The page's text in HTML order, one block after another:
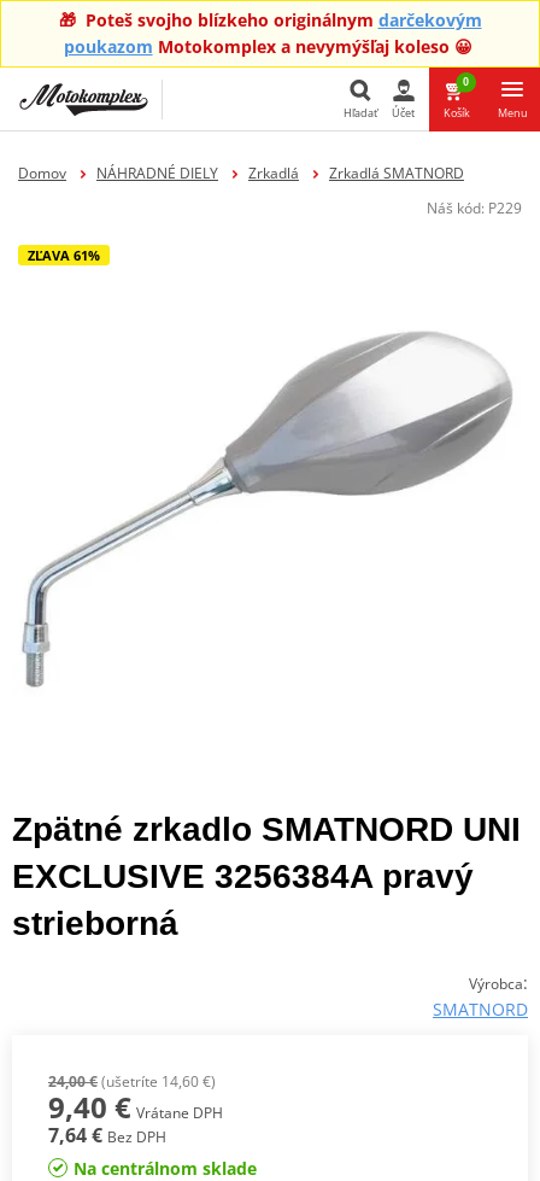
🎁 Poteš svojho blízkeho originálnym darčekovým
poukazom Motokomplex a nevymýšľaj koleso 😀
Hľadať
Hľadať Účet
0
Košík Menu
Domov NÁHRADNÉ DIELY Zrkadlá
Zrkadlá SMATNORD
Náš kód: P229
ZĽAVA 61%
Zpätné zrkadlo SMATNORD UNI
EXCLUSIVE 3256384A pravý
strieborná
Výrobca:
SMATNORD
24,00 €(ušetríte 14,60 €)
9,40 € Vrátane DPH
7,64 € Bez DPH
Na centrálnom sklade